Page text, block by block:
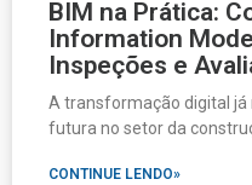
BIM na Prática:
Information
Inspeções e
A transformação digital já
futura no setor da
CONTINUE LENDO»